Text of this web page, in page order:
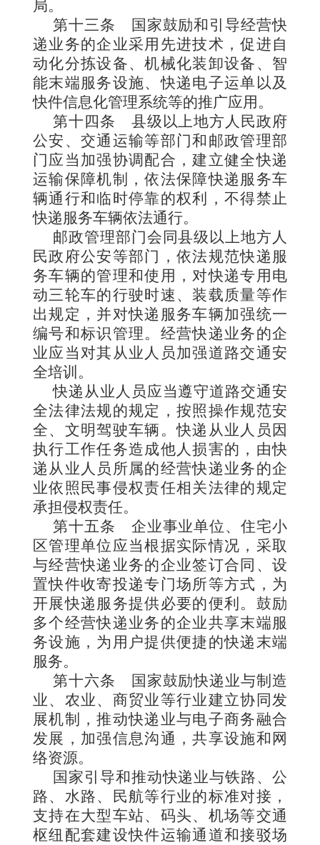
局。
第十三条
国家鼓励和引导经营快
递业务的企业采用先进技术，促进自
动化分拣设备、机械化装卸设备、智
能末端服务设施、快递电子运单以及
快件信息化管理系统等的推广应用。
第十四条 县级以上地方人民政府
公安、交通运输等部门和邮政管理部
门应当加强协调配合，建立健全快递
运输保障机制，依法保障快递服务车
辆通行和临时停靠的权利，不得禁止
快递服务车辆依法通行。
邮政管理部门会同县级以上地方人
民政府公安等部门，依法规范快递服
务车辆的管理和使用，对快递专用电
动三轮车的行驶时速、装载质量等作
出规定，并对快递服务车辆加强统一
编号和标识管理。经营快递业务的企
业应当对其从业人员加强道路交通安
全培训。
快递从业人员应当遵守道路交通安
全法律法规的规定，按照操作规范安
全、文明驾驶车辆。快递从业人员因
执行工作任务造成他人损害的，由快
递从业人员所属的经营快递业务的企
业依照民事侵权责任相关法律的规定
承担侵权责任。
第十五条 企业事业单位、住宅小
区管理单位应当根据实际情况，采取
与经营快递业务的企业签订合同、设
置快件收寄投递专门场所等方式，为
开展快递服务提供必要的便利。鼓励
多个经营快递业务的企业共享末端服
务设施，为用户提供便捷的快递末端
服务。
第十六条
国家鼓励快递业与制造
业、农业、商贸业等行业建立协同发
展机制，推动快递业与电子商务融合
发展，加强信息沟通，共享设施和网
络资源。
国家引导和推动快递业与铁路、公
路、水路、民航等行业的标准对接，
支持在大型车站、码头、机场等交通
枢纽配套建设快件运输通道和接驳场